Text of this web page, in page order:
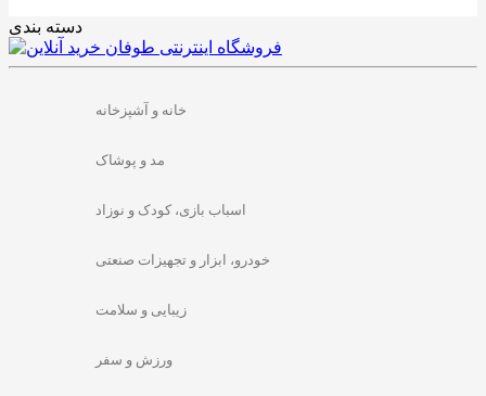
دسته بندی
خانه و آشپزخانه
مد و پوشاک
اسباب بازی، کودک و نوزاد
خودرو، ابزار و تجهیزات صنعتی
زیبایی و سلامت
ورزش و سفر